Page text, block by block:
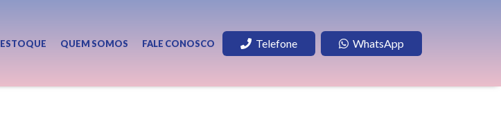
ESTOQUE QUEM SOMOS FALE CONOSCO Telefone WhatsApp